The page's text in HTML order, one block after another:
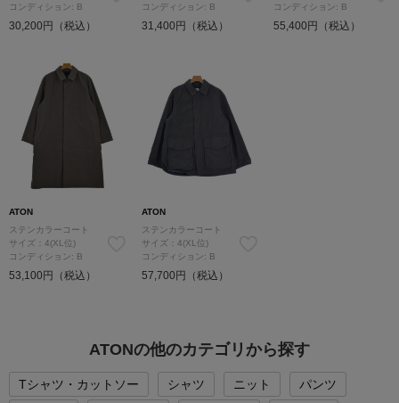
コンディション: B
30,200円（税込）
コンディション: B
31,400円（税込）
コンディション: B
55,400円（税込）
ATON
ステンカラーコート
サイズ：4(XL位)
コンディション: B
53,100円（税込）
ATON
ステンカラーコート
サイズ：4(XL位)
コンディション: B
57,700円（税込）
ATONの他のカテゴリから探す
Tシャツ・カットソー シャツ ニット
パンツ